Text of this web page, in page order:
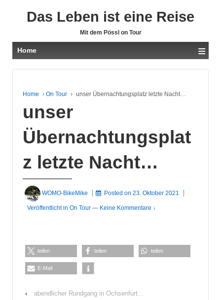
Das Leben ist eine Reise
Mit dem Pössl on Tour
Home ≡
Home › On Tour › unser Übernachtungsplatz letzte Nacht…
unser
Übernachtungsplat
z letzte Nacht…
WOMO-BikeMike Posted on23. Oktober 2021
Veröffentlicht in On Tour — Keine Kommentare ↓
teilen teilen teilen
E-Mail
‹
abendlicher Rundgang in Ochsenfurt…